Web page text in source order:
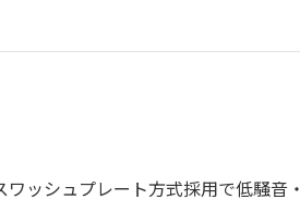
ッシュプレート方式採用で低騒音・